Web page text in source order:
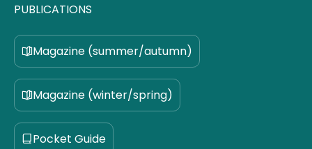
PUBLICATIONS
Magazine (summer/autumn)
Magazine (winter/spring)
Pocket Guide